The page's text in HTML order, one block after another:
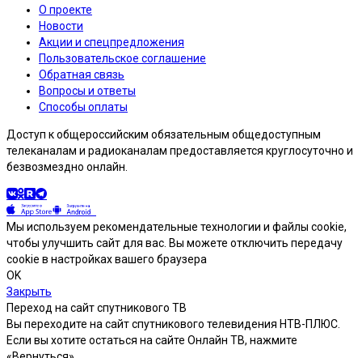
О проекте
Новости
Акции и спецпредложения
Пользовательское соглашение
Обратная связь
Вопросы и ответы
Способы оплаты
Доступ к общероссийским обязательным общедоступным
телеканалам и радиоканалам предоставляется круглосуточно и
безвозмездно онлайн.
Мы используем рекомендательные технологии и файлы cookie,
чтобы улучшить сайт для вас. Вы можете отключить передачу
cookie в настройках вашего браузера
OK
Закрыть
Переход на сайт спутникового ТВ
Вы переходите на сайт спутникового телевидения НТВ-ПЛЮС.
Если вы хотите остаться на сайте Онлайн ТВ, нажмите